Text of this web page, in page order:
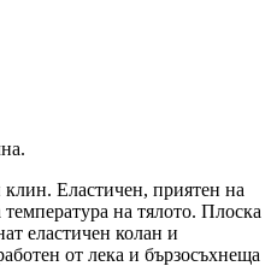
Еластичен, приятен на
на тялото. Плоска
еластичен колан и
от лека и бързосъхнеща